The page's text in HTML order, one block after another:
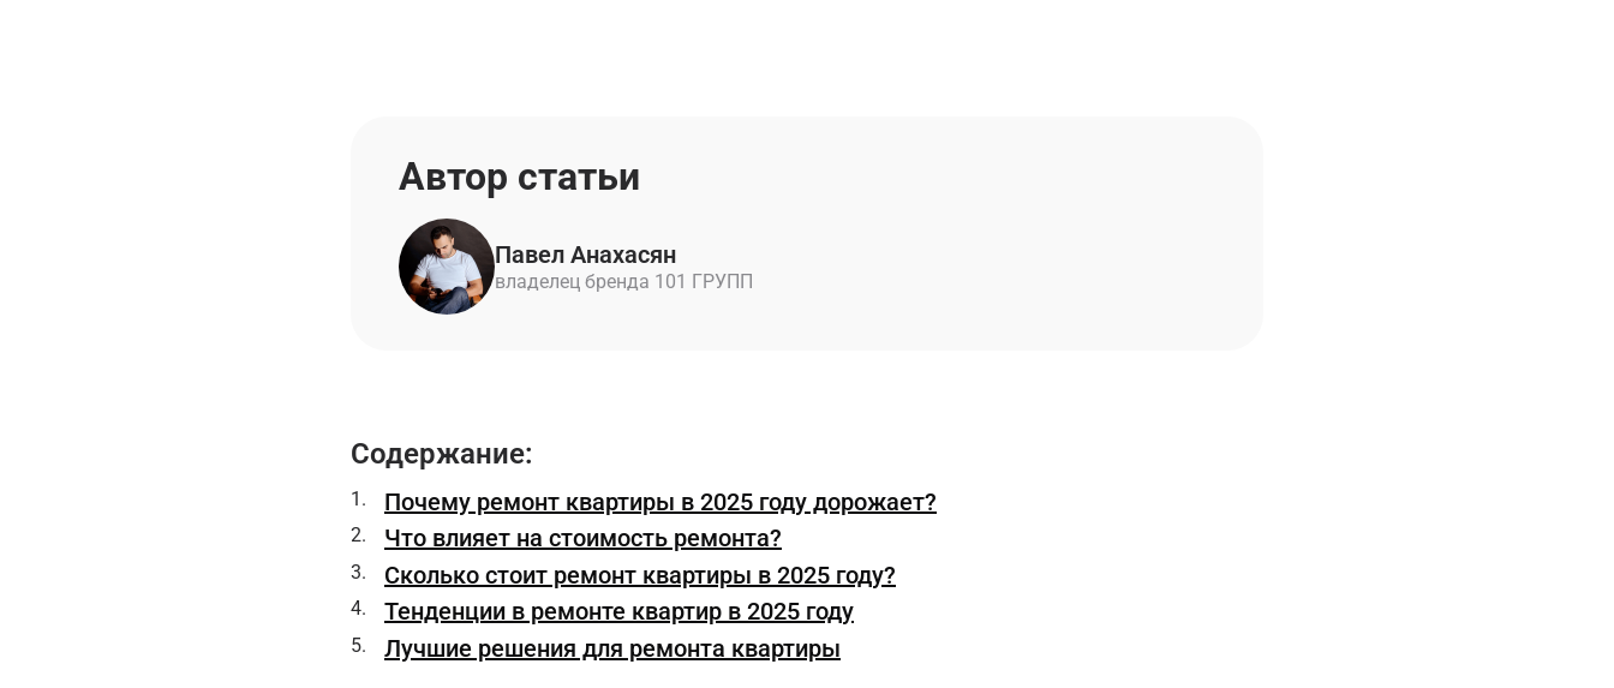
Автор статьи
Павел Анахасян
владелец бренда 101 ГРУПП
Содержание:
Почему ремонт квартиры в 2025 году дорожает?
Что влияет на стоимость ремонта?
Сколько стоит ремонт квартиры в 2025 году?
Тенденции в ремонте квартир в 2025 году
Лучшие решения для ремонта квартиры